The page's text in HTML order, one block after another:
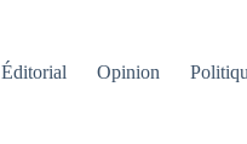
Éditorial Opinion